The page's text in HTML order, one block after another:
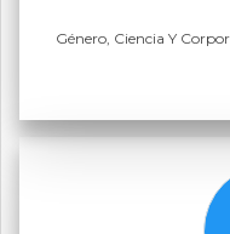
Género, Ciencia Y